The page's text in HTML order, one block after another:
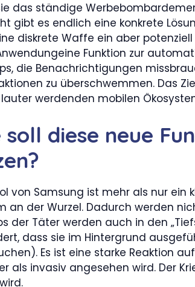
das ständige
gibt es endlich eine konkrete
diskrete Waffe ein aber
Funktion zur
die Benachrichtigungen
zu überschwemmen. Das
werdenden mobilen
soll diese neue
von Samsung ist mehr als nur ein
an der Wurzel. Dadurch werden
der Täter werden auch in den
dass sie im Hintergrund
Es ist eine starke Reaktion
als invasiv angesehen wird. Der